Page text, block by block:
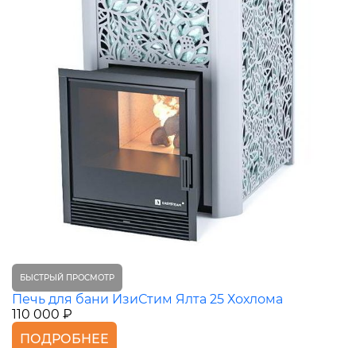
БЫСТРЫЙ ПРОСМОТР
Печь для бани ИзиСтим Ялта 25 Хохлома
110 000 ₽
ПОДРОБНЕЕ